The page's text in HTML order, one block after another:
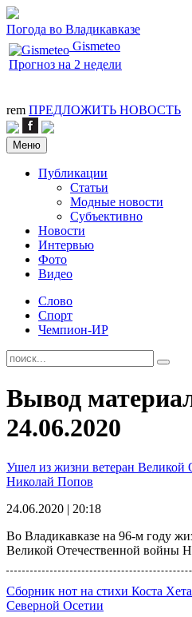
Погода во Владикавказе
Gismeteo
Прогноз на 2 недели
rem ПРЕДЛОЖИТЬ НОВОСТЬ
Меню
Публикации
Статьи
Модные новости
Субъективно
Новости
Интервью
Фото
Видео
Слово
Спорт
Чемпион-ИР
Вывод
24.06.2020
Ушел из жизни ветеран Великой
Николай Попов
24.06.2020 | 20:18
Во Владикавказе на 96-м году
Великой Отечественной войны
Сборник нот на стихи Коста
Северной Осетии